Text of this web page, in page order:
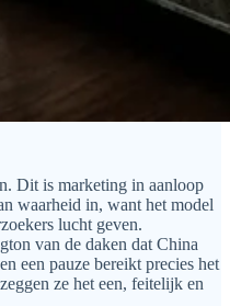
Dit is marketing in aanloop
waarheid in, want het model
lucht geven.
van de daken dat China
een pauze bereikt precies het
ze het een, feitelijk en